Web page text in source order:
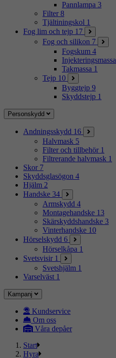
Pannlampa 3
Filter 8
Tjältiningskol 1
Fog lim och tejp 17
Fog och silikon 7
Fogskum 4
Injekteringsmassa
Takmassa 1
Tejp 10
Byggtejp 9
Skyddstejp 1
Personskydd
Andningsskydd 16
Halvmask 5
Filter och tillbehör 1
Filtrerande halvmask 1
Skor 7
Skyddsglasögon 4
Hjälm 2
Handske 34
Armskydd 4
Montagehandske 13
Skärskyddshandske 3
Vinterhandske 10
Hörselskydd 6
Hörselkåpa 1
Svetsvisir 1
Svetshjälm 1
Varselväst 1
Kampanj
Kundservice
Om oss
Våra depåer
Start
Hyra